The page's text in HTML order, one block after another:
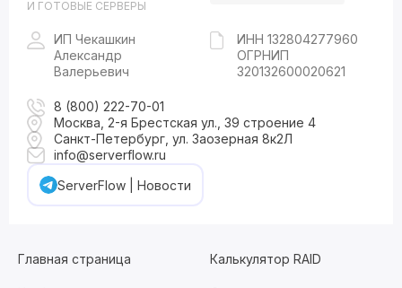
И ГОТОВЫЕ СЕРВЕРЫ
ИП Чекашкин
Александр
Валерьевич
ИНН 132804277960
ОГРНИП
320132600020621
8 (800) 222-70-01
Москва, 2-я Брестская ул., 39 строение 4
Санкт-Петербург, ул. Заозерная 8к2Л
info@serverflow.ru
ServerFlow | Новости
Главная страница Калькулятор RAID